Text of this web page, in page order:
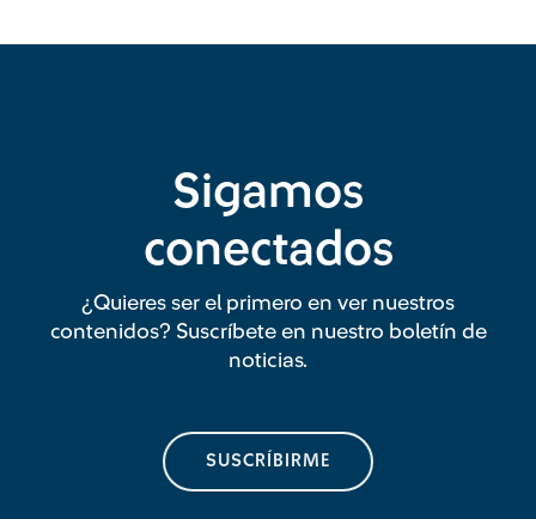
Sigamos
conectados
¿Quieres ser el primero en ver nuestros
contenidos? Suscríbete en nuestro boletín de
noticias.
SUSCRÍBIRME